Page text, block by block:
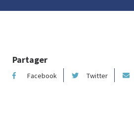
Partager
Facebook Twitter